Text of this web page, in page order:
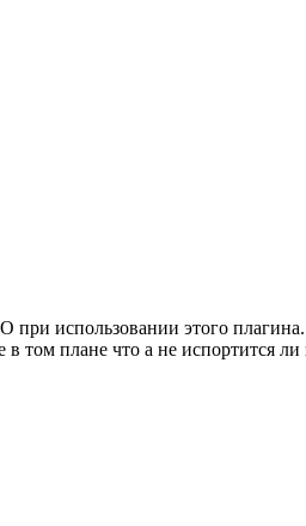
при использовании этого плагина.
том плане что а не испортится ли